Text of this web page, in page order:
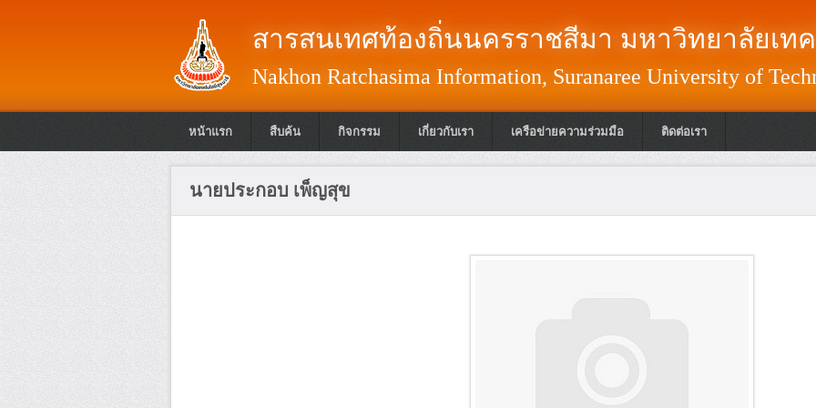
สารสนเทศท้องถิ่นนครราชสีมา มหาวิทยาลัยเท
Nakhon Ratchasima Information, Suranaree University of
หน้าแรก สืบค้น กิจกรรม เกี่ยวกับเรา เครือข่ายความร่วมมือ ติดต่อเรา
นายประกอบ เพ็ญสุข